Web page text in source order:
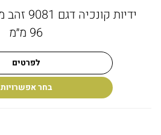
96 מ״מ
לפרטים
בחר אפשרויות